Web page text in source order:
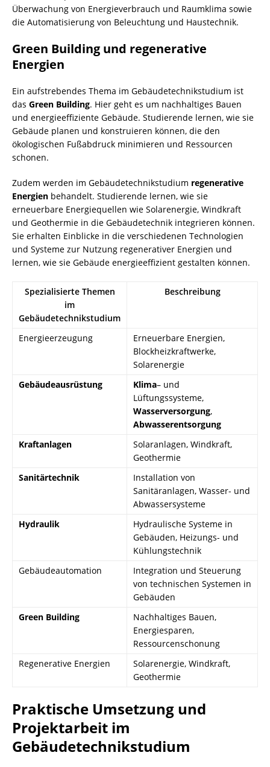
Überwachung von Energieverbrauch und Raumklima sowie
die Automatisierung von Beleuchtung und Haustechnik.
Green Building und regenerative
Energien
Ein aufstrebendes Thema im Gebäudetechnikstudium ist
das Green Building. Hier geht es um nachhaltiges Bauen
und energieeffiziente Gebäude. Studierende lernen, wie sie
Gebäude planen und konstruieren können, die den
ökologischen Fußabdruck minimieren und Ressourcen
schonen.
Zudem werden im Gebäudetechnikstudium regenerative
Energien behandelt. Studierende lernen, wie sie
erneuerbare Energiequellen wie Solarenergie, Windkraft
und Geothermie in die Gebäudetechnik integrieren können.
Sie erhalten Einblicke in die verschiedenen Technologien
und Systeme zur Nutzung regenerativer Energien und
lernen, wie sie Gebäude energieeffizient gestalten können.
Spezialisierte Themen
im
Gebäudetechnikstudium
Beschreibung
Energieerzeugung
Erneuerbare Energien,
Blockheizkraftwerke,
Solarenergie
Gebäudeausrüstung
Klima– und
Lüftungssysteme,
Wasserversorgung,
Abwasserentsorgung
Kraftanlagen
Solaranlagen, Windkraft,
Geothermie
Sanitärtechnik
Installation von
Sanitäranlagen, Wasser- und
Abwassersysteme
Hydraulik
Hydraulische Systeme in
Gebäuden, Heizungs- und
Kühlungstechnik
Gebäudeautomation
Integration und Steuerung
von technischen Systemen in
Gebäuden
Green Building
Nachhaltiges Bauen,
Energiesparen,
Ressourcenschonung
Regenerative Energien
Solarenergie, Windkraft,
Geothermie
Praktische Umsetzung und
Projektarbeit im
Gebäudetechnikstudium